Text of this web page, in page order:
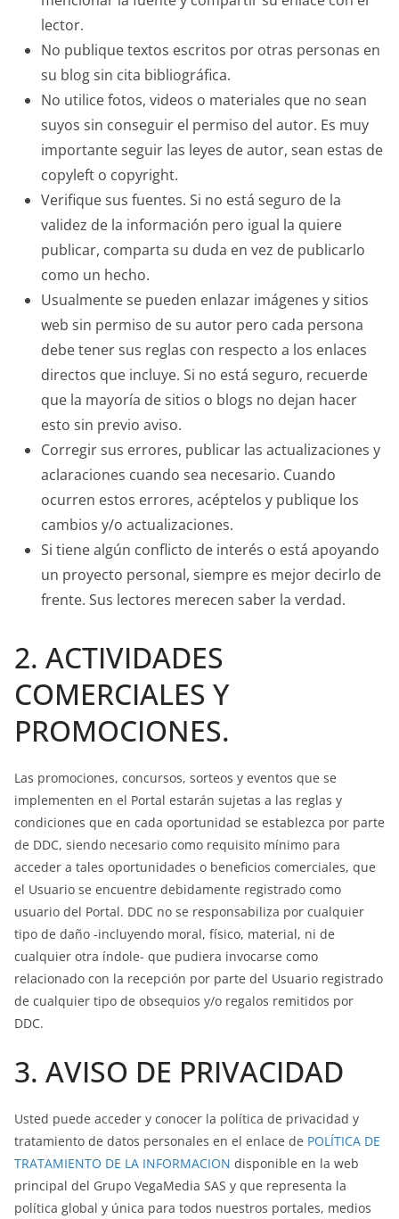
lector.
No publique textos escritos por otras personas en
su blog sin cita bibliográfica.
No utilice fotos, videos o materiales que no sean
suyos sin conseguir el permiso del autor. Es muy
importante seguir las leyes de autor, sean estas de
copyleft o copyright.
Verifique sus fuentes. Si no está seguro de la
validez de la información pero igual la quiere
publicar, comparta su duda en vez de publicarlo
como un hecho.
Usualmente se pueden enlazar imágenes y sitios
web sin permiso de su autor pero cada persona
debe tener sus reglas con respecto a los enlaces
directos que incluye. Si no está seguro, recuerde
que la mayoría de sitios o blogs no dejan hacer
esto sin previo aviso.
Corregir sus errores, publicar las actualizaciones y
aclaraciones cuando sea necesario. Cuando
ocurren estos errores, acéptelos y publique los
cambios y/o actualizaciones.
Si tiene algún conflicto de interés o está apoyando
un proyecto personal, siempre es mejor decirlo de
frente. Sus lectores merecen saber la verdad.
2. ACTIVIDADES
COMERCIALES Y
PROMOCIONES.
Las promociones, concursos, sorteos y eventos que se
implementen en el Portal estarán sujetas a las reglas y
condiciones que en cada oportunidad se establezca por parte
de DDC, siendo necesario como requisito mínimo para
acceder a tales oportunidades o beneficios comerciales, que
el Usuario se encuentre debidamente registrado como
usuario del Portal. DDC no se responsabiliza por cualquier
tipo de daño -incluyendo moral, físico, material, ni de
cualquier otra índole- que pudiera invocarse como
relacionado con la recepción por parte del Usuario registrado
de cualquier tipo de obsequios y/o regalos remitidos por
DDC.
3. AVISO DE PRIVACIDAD
Usted puede acceder y conocer la política de privacidad y
tratamiento de datos personales en el enlace de POLÍTICA DE
TRATAMIENTO DE LA INFORMACION disponible en la web
principal del Grupo VegaMedia SAS y que representa la
política global y única para todos nuestros portales, medios